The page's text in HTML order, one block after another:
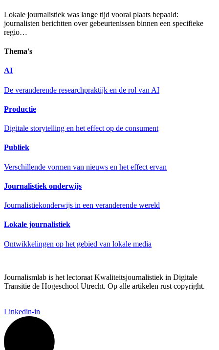
Lokale journalistiek was lange tijd vooral plaats bepaald:
journalisten berichtten over gebeurtenissen binnen een specifieke
regio…
Thema's
AI
De veranderende researchpraktijk en de rol van AI
Productie
Digitale storytelling en het effect op de consument
Publiek
Verschillende vormen van nieuws en het effect ervan
Journalistiek onderwijs
Journalistiekonderwijs in een veranderende wereld
Lokale journalistiek
Ontwikkelingen op het gebied van lokale media
Journalismlab is het lectoraat Kwaliteitsjournalistiek in Digitale
Transitie de Hogeschool Utrecht. Op alle artikelen rust copyright.
Linkedin-in